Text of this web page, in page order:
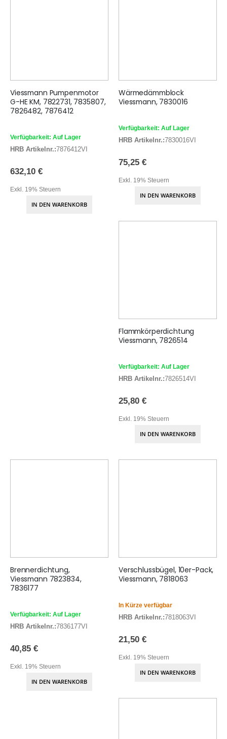
Viessmann Pumpenmotor
G-HE KM, 7822731, 7835807,
7826482, 7876412
Verfügbarkeit: Auf Lager
HRB Artikelnr.:7876412VI
632,10 €
Exkl. 19% Steuern
IN DEN WARENKORB
Wärmedämmblock
Viessmann, 7830016
Verfügbarkeit: Auf Lager
HRB Artikelnr.:7830016VI
75,25 €
Exkl. 19% Steuern
IN DEN WARENKORB
Flammkörperdichtung
Viessmann, 7826514
Verfügbarkeit: Auf Lager
HRB Artikelnr.:7826514VI
25,80 €
Exkl. 19% Steuern
IN DEN WARENKORB
Brennerdichtung,
Viessmann 7823834,
7836177
Verfügbarkeit: Auf Lager
HRB Artikelnr.:7836177VI
40,85 €
Exkl. 19% Steuern
IN DEN WARENKORB
Verschlussbügel, 10er-Pack,
Viessmann, 7818063
In Kürze verfügbar
HRB Artikelnr.:7818063VI
21,50 €
Exkl. 19% Steuern
IN DEN WARENKORB